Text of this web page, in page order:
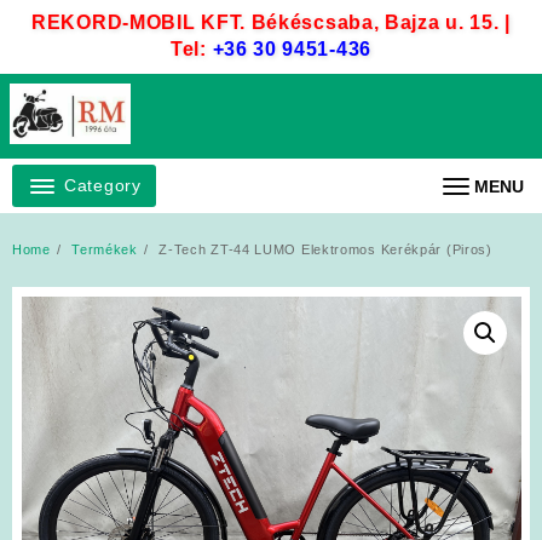
REKORD-MOBIL KFT. Békéscsaba, Bajza u. 15. |
Tel: +36 30 9451-436
Category MENU
Home Termékek Z-Tech ZT-44 LUMO Elektromos Kerékpár (Piros)